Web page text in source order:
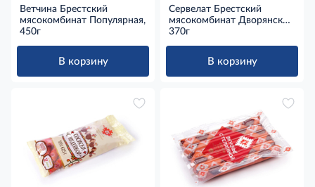
Ветчина Брестский
мясокомбинат Популярная,
450г
В корзину
Сервелат Брестский
мясокомбинат Дворянский
гостинец варено-копченый,
370г
В корзину